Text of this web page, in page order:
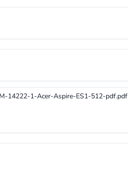
14222-1-Acer-Aspire-ES1-512-pdf.pdf